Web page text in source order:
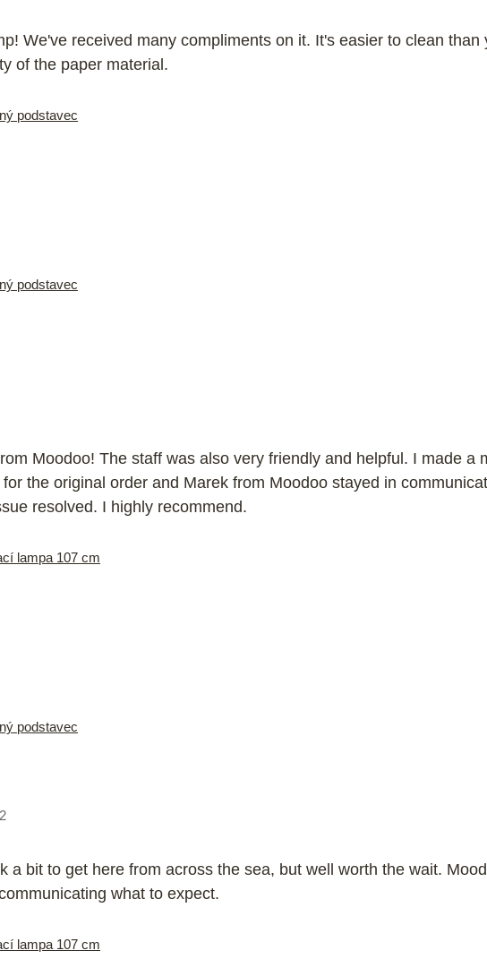
We've received many compliments on it. It's easier to clean than
of the paper material.
podstavec
podstavec
Moodoo! The staff was also very friendly and helpful. I made a
the original order and Marek from Moodoo stayed in
resolved. I highly recommend.
lampa 107 cm
podstavec
a bit to get here from across the sea, but well worth the wait.
what to expect.
lampa 107 cm